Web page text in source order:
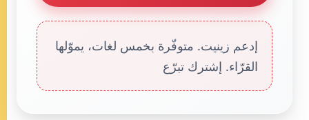
إدعم زينيت. متوفّرة بخمس لغات، يموّلها
القرّاء. إشترك تبرّع